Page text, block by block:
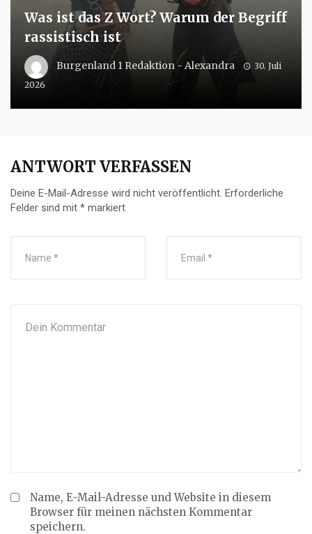
Was ist das Z Wort? Warum der Begriff
rassistisch ist
Burgenland 1 Redaktion - Alexandra
30. Juli
2026
ANTWORT VERFASSEN
Deine E-Mail-Adresse wird nicht veröffentlicht. Erforderliche
Felder sind mit * markiert
Name, E-Mail-Adresse und Website in diesem
Browser für meinen nächsten Kommentar
speichern.